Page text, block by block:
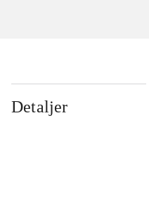
Detaljer